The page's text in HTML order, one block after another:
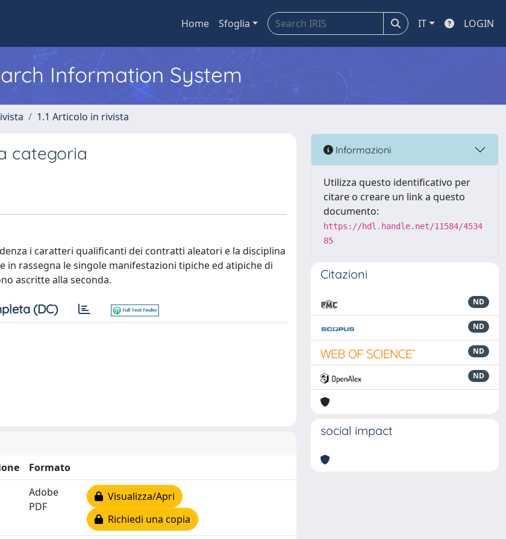
Home Sfoglia IT LOGIN
Information System
1.1 Articolo in rivista
categoria
i caratteri qualificanti dei contratti aleatori e la disciplina
in rassegna le singole manifestazioni tipiche ed atipiche di
ascritte alla seconda.
(DC)
Formato
Adobe
PDF
Visualizza/Apri
Richiedi una copia
Informazioni
Utilizza questo identificativo per
citare o creare un link a questo
documento:
https://hdl.handle.net/11584/4534
85
Citazioni
ND
ND
ND
ND
social impact